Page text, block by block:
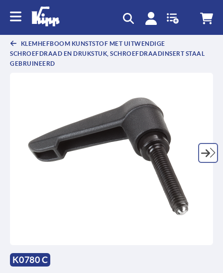
KLEMHEFBOOM KUNSTSTOF MET UITWENDIGE
SCHROEFDRAAD EN DRUKSTUK, SCHROEFDRAADINSERT STAAL
GEBRUINEERD
K0780 C